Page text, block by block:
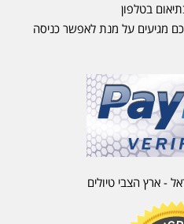
בטלפון
מגיעים על מנת לאפשר כניסה
- ארץ הצבי טיולים